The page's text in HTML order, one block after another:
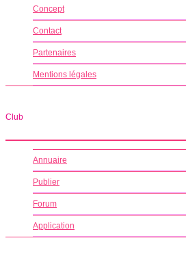
Concept
Contact
Partenaires
Mentions légales
Club
Annuaire
Publier
Forum
Application